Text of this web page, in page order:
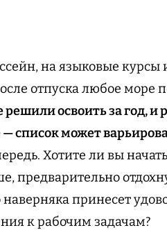
на языковые курсы
отпуска любое море
освоить за год, и
список может
Хотите ли вы
предварительно
принесет
к рабочим задачам?